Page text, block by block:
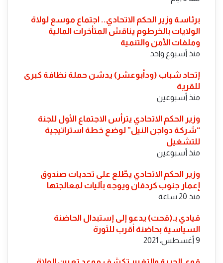
​برئاسة وزير الحكم الاتحادي.. اجتماع موسع لولاة
الولايات بالخرطوم يناقش المتأخرات المالية
وملفات الأمن والتنمية
منذ أسبوع واحد
إتحاد شباب (ودأبوعشر) يدشن حملة نظافة كبرى
للقرية
منذ أسبوعين
وزير الحكم الاتحادي يترأس الاجتماع الأول للجنة
“شركة دواجن النيل” لوضع خطة استراتيجية
للتشغيل
منذ أسبوعين
​وزير الحكم الاتحادي يطّلع على تحديات صندوق
إعمار جنوب كردفان ويوجه بآليات لمعالجتها
منذ 20 ساعة
قيادي بـ(قحت) يدعو إلى إستبدال الحاضنة
السياسية بحاضنة أقرب للثورة
9 أغسطس، 2021